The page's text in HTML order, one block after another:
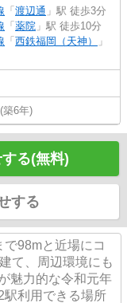
「 渡辺通 」駅 徒歩3分
「 薬院 」駅 徒歩10分
「 西鉄福岡（天神）
」
築6年)
る(無料)
する
98mと近場にコ
て、周辺環境にも
魅力的な令和元年
駅利用できる場所